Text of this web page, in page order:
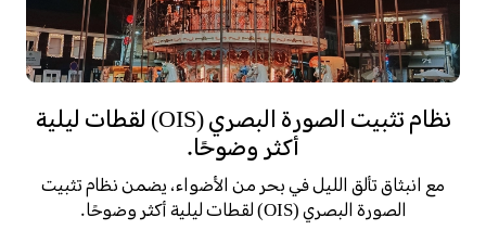
نظام تثبيت الصورة البصري (OIS) لقطات ليلية
أكثر وضوحًا.
مع انبثاق تألق الليل في بحر من الأضواء، يضمن نظام تثبيت
الصورة البصري (OIS) لقطات ليلية أكثر وضوحًا.